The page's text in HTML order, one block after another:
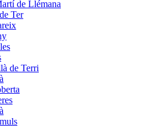
de Llémana
Ter
de Terri